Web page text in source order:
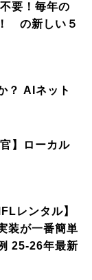
要！毎年の
の新しい５
？ AIネット
】ローカル
レンタル】
装が一番簡単
25-26年最新